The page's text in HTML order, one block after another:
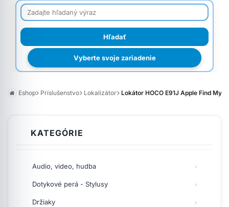
Vyberte svoje zariadenie
Eshop Príslušenstvo Lokalizátor Lokátor HOCO E91J Apple Find My
KATEGÓRIE
Audio, video, hudba
Dotykové perá - Stylusy
Držiaky